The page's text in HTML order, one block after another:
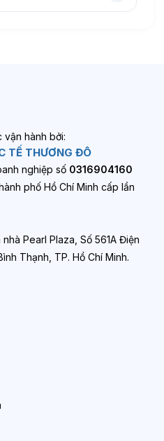
hành bởi:
TẾ THƯƠNG ĐÔ
nghiệp số 0316904160
phố Hồ Chí Minh cấp lần
Pearl Plaza, Số 561A Điện
Thạnh, TP. Hồ Chí Minh.